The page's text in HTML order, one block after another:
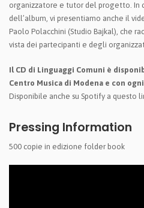
organizzatore e tutor del progetto. In
dell’album, vi presentiamo anche il
Paolo Polacchini (Studio Bajkal), che
vista dei partecipanti e degli
Il CD di Linguaggi Comuni è
Centro Musica di Modena e con
Disponibile anche su Spotify a questo
Pressing Information
500 copie in edizione folder book